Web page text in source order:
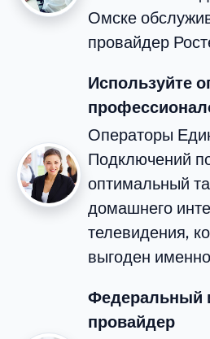
Омске
провайдер
Используйте
Операторы
Подключений
оптимальный
домашнего
телевидения,
выгоден
Федеральный
провайдер